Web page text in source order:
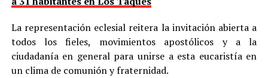
La representación eclesial reitera la invitación abierta a
todos los fieles, movimientos apostólicos y a la
ciudadanía en general para unirse a esta eucaristía en
un clima de comunión y fraternidad.